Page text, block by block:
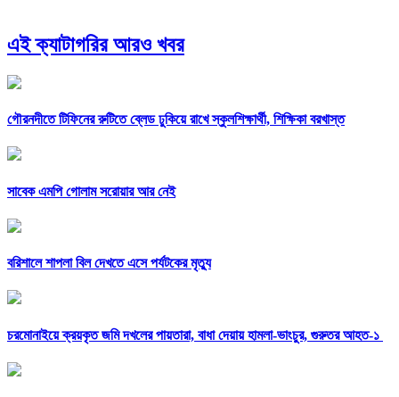
এই ক্যাটাগরির আরও খবর
গৌরনদীতে টিফিনের রুটিতে ব্লেড ঢুকিয়ে রাখে স্কুলশিক্ষার্থী, শিক্ষিকা বরখাস্ত
সাবেক এমপি গোলাম সরোয়ার আর নেই
বরিশালে শাপলা বিল দেখতে এসে পর্যটকের মৃত্যু
চরমোনাইয়ে ক্রয়কৃত জমি দখলের পায়তারা, বাধা দেয়ায় হামলা-ভাংচুর, গুরুতর আহত-১